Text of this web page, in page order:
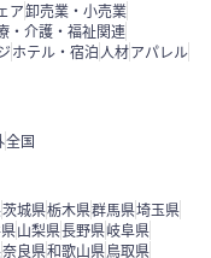
ア卸売業・小売業
・介護・福祉関連
ホテル・宿泊 人材アパレル
全国
茨城県栃木県群馬県埼玉県
山梨県長野県岐阜県
奈良県和歌山県鳥取県